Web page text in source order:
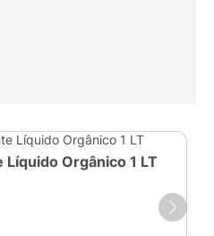
Líquido Orgânico 1 LT